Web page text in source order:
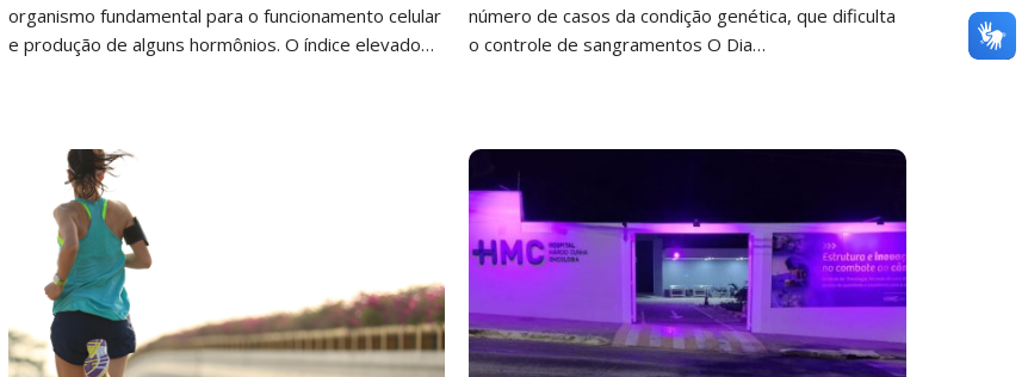
organismo fundamental para o funcionamento celular
e produção de alguns hormônios. O índice elevado
número de casos da condição genética, que dificulta
o controle de sangramentos O Dia…